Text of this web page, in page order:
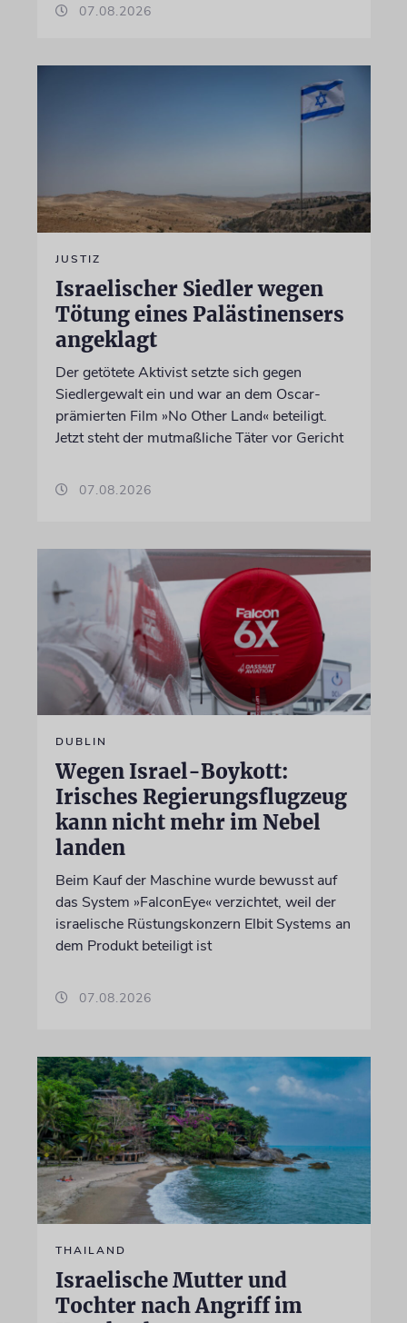
07.08.2026
JUSTIZ
Israelischer Siedler wegen
Tötung eines Palästinensers
angeklagt
Der getötete Aktivist setzte sich gegen
Siedlergewalt ein und war an dem Oscar-
prämierten Film »No Other Land« beteiligt.
Jetzt steht der mutmaßliche Täter vor Gericht
07.08.2026
DUBLIN
Wegen Israel-Boykott:
Irisches Regierungsflugzeug
kann nicht mehr im Nebel
landen
Beim Kauf der Maschine wurde bewusst auf
das System »FalconEye« verzichtet, weil der
israelische Rüstungskonzern Elbit Systems an
dem Produkt beteiligt ist
07.08.2026
THAILAND
Israelische Mutter und
Tochter nach Angriff im